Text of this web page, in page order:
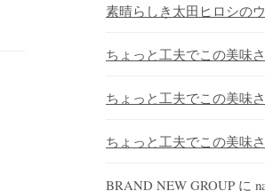
素晴らしき太田ヒロシの
ちょっと工夫でこの美味さ
ちょっと工夫でこの美味さ
ちょっと工夫でこの美味さ
BRAND NEW GROUP に